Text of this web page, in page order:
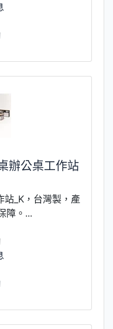
辦公桌工作站
_K，台灣製，產
障。...